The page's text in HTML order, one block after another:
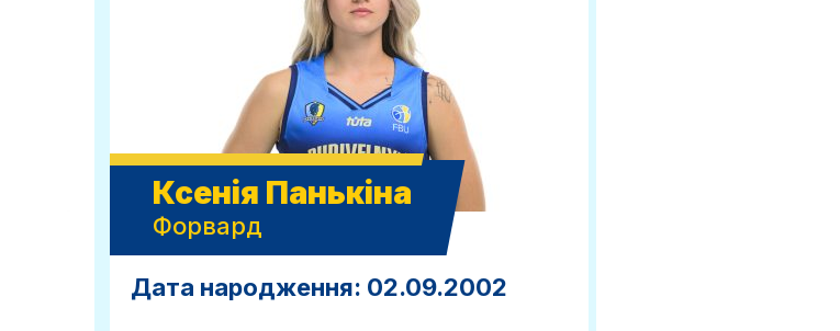
Ксенія Панькіна
Форвард
Дата народження: 02.09.2002